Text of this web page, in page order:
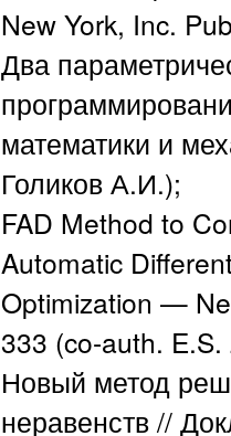
New York, Inc.
Два
математики и
Голиков А.И.);
FAD Method to
Automatic
Optimization —
333 (co-auth.
Новый метод
неравенств //